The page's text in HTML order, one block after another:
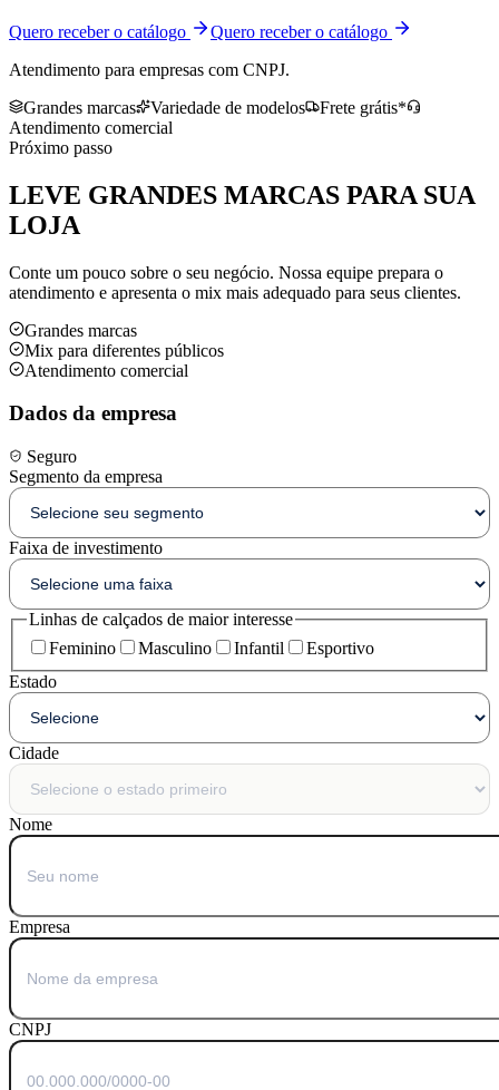
Quero receber o catálogo
Quero receber o catálogo
Atendimento para empresas com CNPJ.
Grandes marcas
Variedade de modelos
Frete grátis*
Atendimento comercial
Próximo passo
LEVE GRANDES MARCAS PARA SUA
LOJA
Conte um pouco sobre o seu negócio. Nossa equipe prepara o
atendimento e apresenta o mix mais adequado para seus clientes.
Grandes marcas
Mix para diferentes públicos
Atendimento comercial
Dados da empresa
Seguro
Segmento da empresa
Faixa de investimento
Linhas de calçados de maior interesse
Feminino
Masculino Infantil
Esportivo
Estado
Cidade
Nome
Empresa
CNPJ